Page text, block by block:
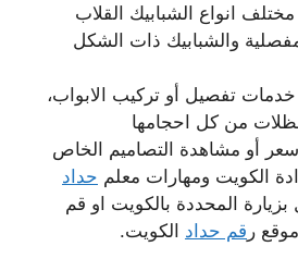
انواع الشبابيك القلاب
والشبابيك ذات الشكل
تفصيل أو تركيب الابواب،
من كل احجامها
أو مشاهدة التصاميم الخاص
الكويت ومهارات معلم حداد
المحددة بالكويت او قم
ر قم حداد الكويت.